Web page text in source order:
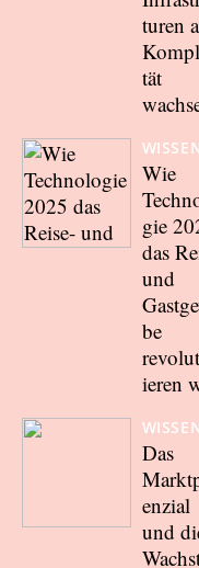
turen
tät
Wie
gie
das
und
be
ieren
Das
enzial
und